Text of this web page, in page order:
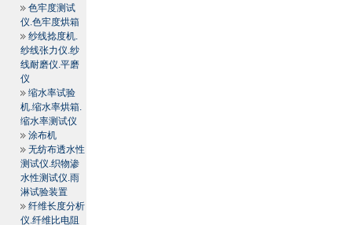
色牢度测试
仪.色牢度烘箱
纱线捻度机.
纱线张力仪.纱
线耐磨仪.平磨
仪
缩水率试验
机.缩水率烘箱.
缩水率测试仪
涂布机
无纺布透水性
测试仪.织物渗
水性测试仪.雨
淋试验装置
纤维长度分析
仪.纤维比电阻